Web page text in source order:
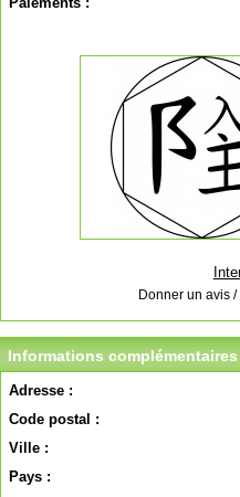
Donner un avis
Informations
Adresse :
Code postal :
Ville :
Pays :